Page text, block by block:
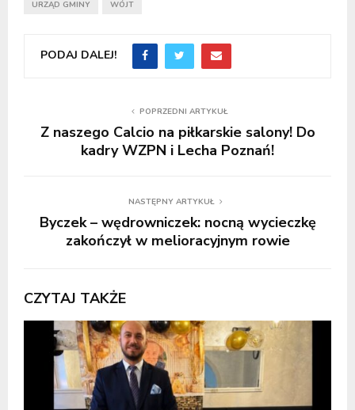
URZĄD GMINY WÓJT
PODAJ DALEJ!
POPRZEDNI ARTYKUŁ
Z naszego Calcio na piłkarskie salony! Do
kadry WZPN i Lecha Poznań!
NASTĘPNY ARTYKUŁ
Byczek – wędrowniczek: nocną wycieczkę
zakończył w melioracyjnym rowie
CZYTAJ TAKŻE